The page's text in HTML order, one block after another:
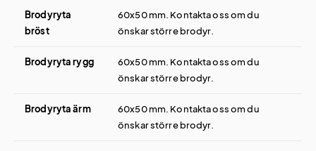
Brodyryta
bröst
60x50 mm. Kontakta oss om du
önskar större brodyr.
Brodyryta rygg
60x50 mm. Kontakta oss om du
önskar större brodyr.
Brodyryta ärm
60x50 mm. Kontakta oss om du
önskar större brodyr.